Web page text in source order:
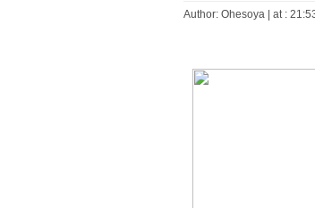
Author: Ohesoya | at :